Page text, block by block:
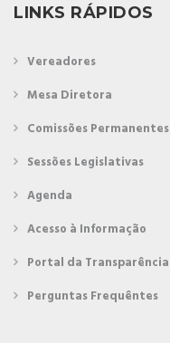
LINKS RÁPIDOS
Vereadores
Mesa Diretora
Comissões Permanentes
Sessões Legislativas
Agenda
Acesso à Informação
Portal da Transparência
Perguntas Frequêntes